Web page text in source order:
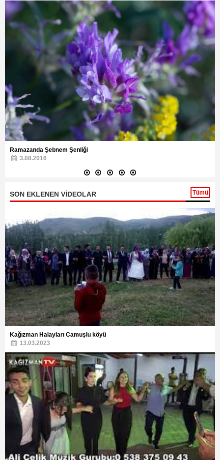
Ramazanda Şebnem Şenliği
3.08.2016
SON EKLENEN VİDEOLAR Tümü
Kağızman Halayları Camuşlu köyü
13.03.2023